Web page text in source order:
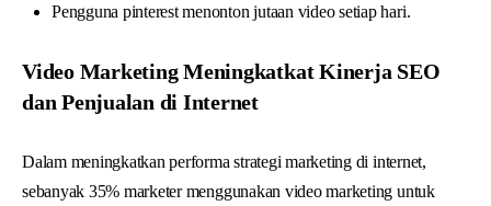
Pengguna pinterest menonton jutaan video setiap hari.
Video Marketing Meningkatkat Kinerja SEO
dan Penjualan di Internet
Dalam meningkatkan performa strategi marketing di internet,
sebanyak 35% marketer menggunakan video marketing untuk